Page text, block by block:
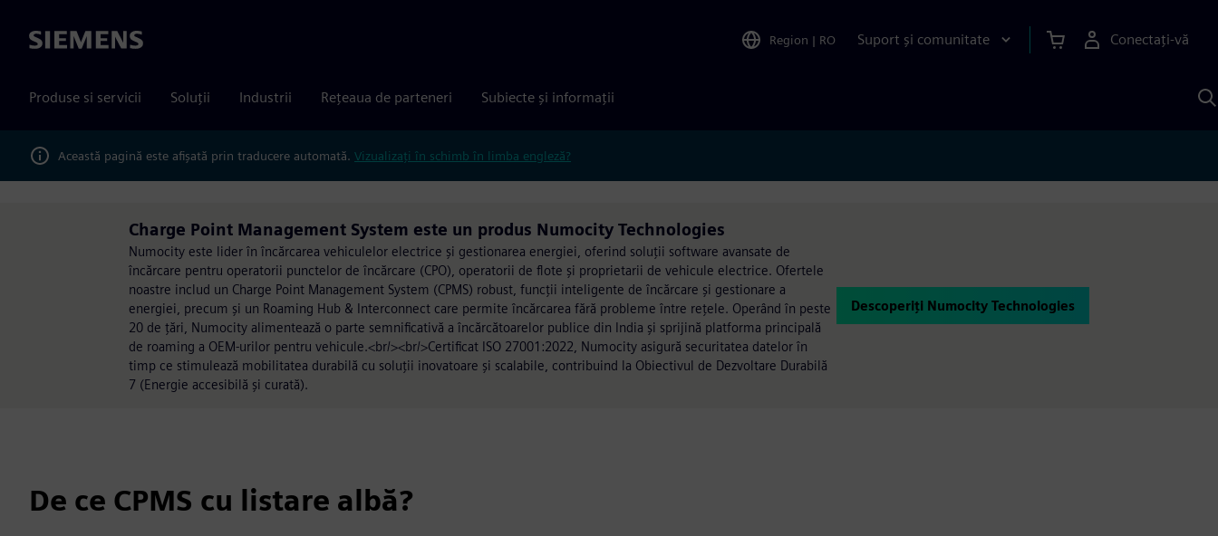
Siemens Region | RO Suport și comunitate Conectați-vă
Produse si servicii Soluții Industrii Rețeaua de parteneri Subiecte și informații
Această pagină este afișată prin traducere automată. Vizualizați în schimb în limba engleză?
Charge Point Management System este un produs Numocity Technologies
Numocity este lider în încărcarea vehiculelor electrice și gestionarea energiei, oferind soluții software avansate de
încărcare pentru operatorii punctelor de încărcare (CPO), operatorii de flote și proprietarii de vehicule electrice. Ofertele
noastre includ un Charge Point Management System (CPMS) robust, funcții inteligente de încărcare și gestionare a
energiei, precum și un Roaming Hub & Interconnect care permite încărcarea fără probleme între rețele. Operând în peste
20 de țări, Numocity alimentează o parte semnificativă a încărcătoarelor publice din India și sprijină platforma principală
de roaming a OEM-urilor pentru vehicule.<br/><br/>Certificat ISO 27001:2022, Numocity asigură securitatea datelor în
timp ce stimulează mobilitatea durabilă cu soluții inovatoare și scalabile, contribuind la Obiectivul de Dezvoltare Durabilă
7 (Energie accesibilă și curată).
Descoperiți Numocity Technologies
De ce CPMS cu listare albă?